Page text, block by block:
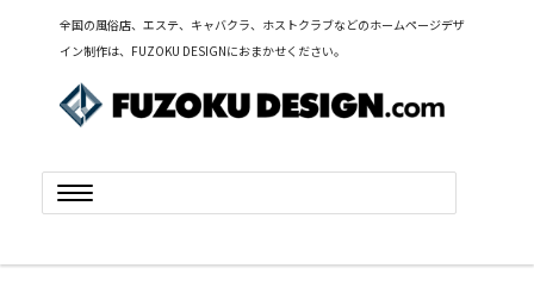
全国の風俗店、エステ、キャバクラ、ホストクラブなどのホームページデザ
イン制作は、FUZOKU DESIGNにおまかせください。
Toggle
navigation